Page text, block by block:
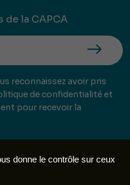
de la CAPCA
reconnaissez avoir pris
de confidentialité et
pour recevoir la
donne le contrôle sur ceux